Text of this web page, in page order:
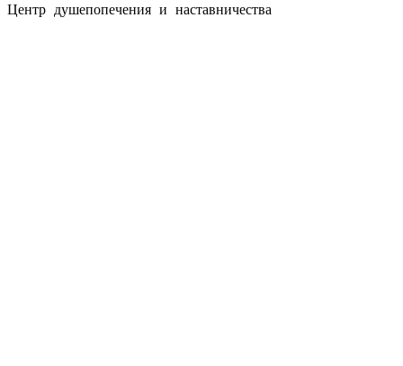
Центр душепопечения и наставничества